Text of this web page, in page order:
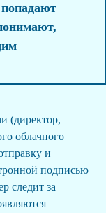
(директор,
облачного
и
подписью
следит за